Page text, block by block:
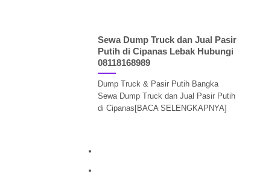
Sewa Dump Truck dan Jual Pasir
Putih di Cipanas Lebak Hubungi
08118168989
Dump Truck & Pasir Putih Bangka
Sewa Dump Truck dan Jual Pasir Putih
di Cipanas[BACA SELENGKAPNYA]